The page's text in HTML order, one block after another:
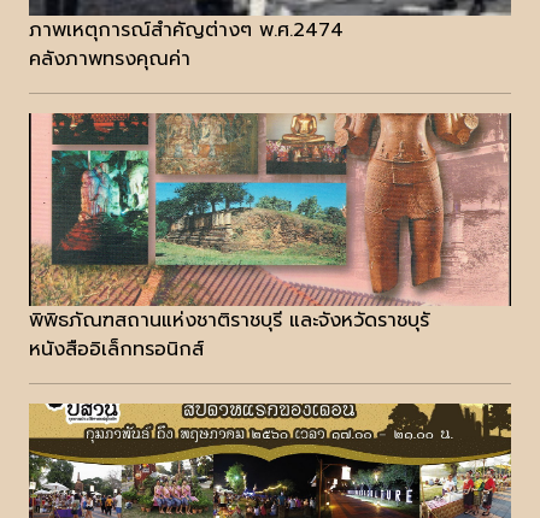
ภาพเหตุการณ์สำคัญต่างๆ พ.ศ.2474
คลังภาพทรงคุณค่า
พิพิธภัณฑสถานแห่งชาติราชบุรี และจังหวัดราชบุรั
หนังสืออิเล็กทรอนิกส์